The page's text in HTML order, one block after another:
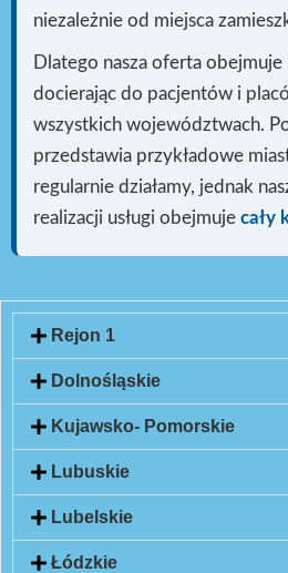
niezależnie od miejsca
Dlatego nasza oferta obejmuje
docierając do pacjentów i
wszystkich województwach.
przedstawia przykładowe
regularnie działamy, jednak
realizacji usługi obejmuje cały
Rejon 1
Dolnośląskie
Kujawsko- Pomorskie
Lubuskie
Lubelskie
Łódzkie